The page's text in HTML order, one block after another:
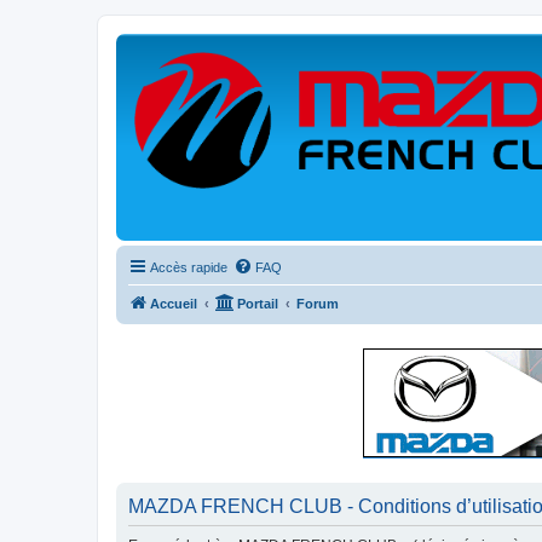
Accès rapide FAQ
Accueil Portail Forum
MAZDA FRENCH CLUB - Conditions